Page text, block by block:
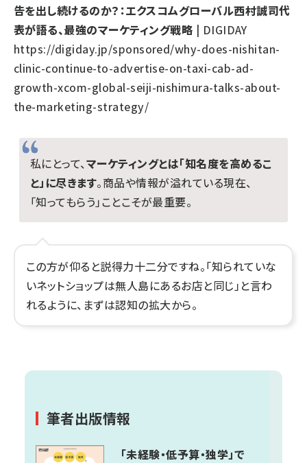
告を出し続けるのか？：エクスコムグローバル西村誠司代
表が語る、最強のマーケティング戦略 | DIGIDAY
https://digiday.jp/sponsored/why-does-nishitan-
clinic-continue-to-advertise-on-taxi-cab-ad-
growth-xcom-global-seiji-nishimura-talks-about-
the-marketing-strategy/
私にとって、マーケティングとは「知名度を高めるこ
と」に尽きます。商品や情報が溢れている現在、
「知ってもらう」ことこそが最重要。
この方が仰ると説得力十二分ですね。「知られていな
いネットショップは無人島にあるお店と同じ」と言わ
れるように、まずは認知の拡大から。
筆者出版情報
「未経験・低予算・独学」で